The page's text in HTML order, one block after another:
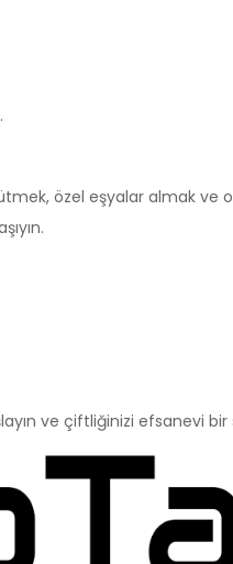
özel eşyalar almak ve
ve çiftliğinizi efsanevi bir